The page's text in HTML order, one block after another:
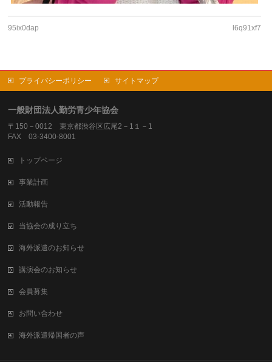
95ix0dap l6q91xf7
プライバシーポリシー サイトマップ
一般財団法人勤労青少年協会
〒150－0012 東京都渋谷区広尾2－1１－1
FAX 03-3400-8001
トップページ
事業計画
活動報告
当協会の成り立ち
海外派遣のお知らせ
講演会のお知らせ
会員募集
お問い合わせ
海外派遣帰国者の声